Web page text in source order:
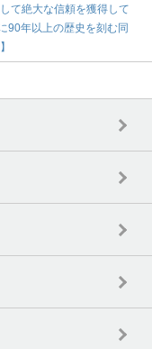
て絶大な信頼を獲得して
90年以上の歴史を刻む同